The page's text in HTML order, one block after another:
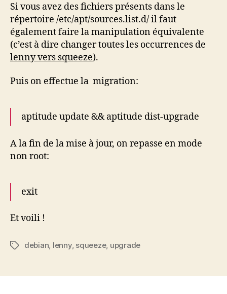
Si vous avez des fichiers présents dans le
répertoire /etc/apt/sources.list.d/ il faut
également faire la manipulation équivalente
(c’est à dire changer toutes les occurrences de
lenny vers squeeze).
Puis on effectue la migration:
aptitude update && aptitude dist-upgrade
A la fin de la mise à jour, on repasse en mode
non root:
exit
Et voili !
Étiquettes
debian, lenny, squeeze, upgrade